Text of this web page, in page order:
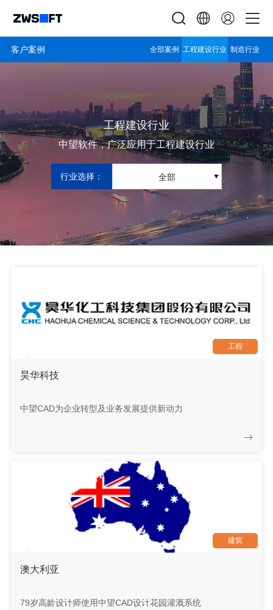
客户案例 全部案例 工程建设行业 制造行业
工程建设行业
中望软件，广泛应用于工程建设行业
行业选择： 全部
工程
昊华科技
中望CAD为企业转型及业务发展提供新动力
建筑
澳大利亚
79岁高龄设计师使用中望CAD设计花园灌溉系统